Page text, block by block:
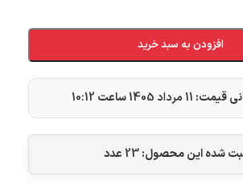
افزودن به سبد خرید
قیمت: 11 مرداد 1405 ساعت 10:12
شده این محصول:23 عدد